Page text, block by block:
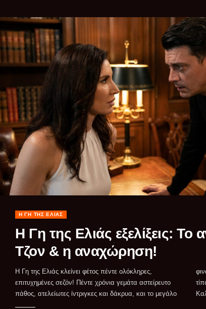
Η ΓΗ ΤΗΣ ΕΛΙΆΣ
Η Γη της Ελιάς εξελίξεις: Το
Τζον & η αναχώρηση!
Η Γη της Ελιάς κλείνει φέτος πέντε ολόκληρες,
επιτυχημένες σεζόν! Πέντε χρόνια γεμάτα αστείρευτο
πάθος, ατελείωτες ίντριγκες και δάκρυα, και το μεγάλο
φινάλε δεν θα μπορούσε σε καμία περίπτωση να είναι
τίποτα λιγότερο από απολύτως ανατρεπτικό.